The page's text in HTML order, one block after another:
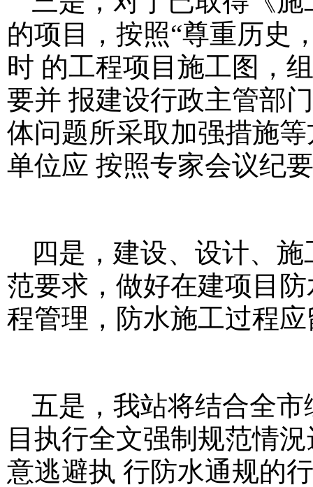
的项目，按照“尊重历史
时 的工程项目施工图，
要并 报建设行政主管部
体问题所采取加强措施
单位应 按照专家会议纪
四是，建设、设计、
范要求，做好在建项目
程管理，防水施工过程
五是，我站将结合全
目执行全文强制规范情
意逃避执 行防水通规的